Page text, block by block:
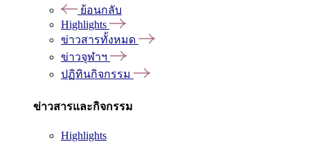
ย้อนกลับ
Highlights
ข่าวสารทั้งหมด
ข่าวจุฬาฯ
ปฏิทินกิจกรรม
ข่าวสารและกิจกรรม
Highlights